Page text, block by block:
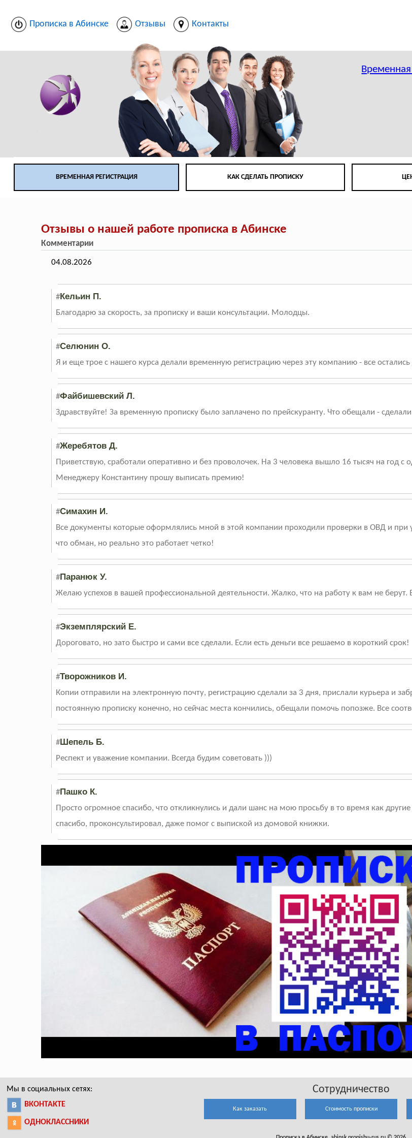
Прописка в Абинске Отзывы Контакты
Временная
ВРЕМЕННАЯ РЕГИСТРАЦИЯ КАК СДЕЛАТЬ ПРОПИСКУ
Отзывы о нашей работе прописка в Абинске
Комментарии
04.08.2026
#Кельин П.
Благодарю за скорость, за прописку и ваши консультации. Молодцы.
#Селюнин О.
Я и еще трое с нашего курса делали временную регистрацию через эту компанию - все
#Файбишевский Л.
Здравствуйте! За временную прописку было заплачено по прейскуранту. Что обещали -
#Жеребятов Д.
Приветствую, сработали оперативно и без проволочек. На 3 человека вышло 16 тысяч на год
Менеджеру Константину прошу выписать премию!
#Симахин И.
Все документы которые оформлялись мной в этой компании проходили проверки в ОВД и при
что обман, но реально это работает четко!
#Паранюк У.
Желаю успехов в вашей профессиональной деятельности. Жалко, что на работу к вам не
#Экземплярский Е.
Дороговато, но зато быстро и сами все сделали. Если есть деньги все решаемо в короткий срок!
#Творожников И.
Копии отправили на электронную почту, регистрацию сделали за 3 дня, прислали курьера и
постоянную прописку конечно, но сейчас места кончились, обещали помочь попозже. Все
#Шепель Б.
Респект и уважение компании. Всегда будим советовать )))
#Пашко К.
Просто огромное спасибо, что откликнулись и дали шанс на мою просьбу в то время как
спасибо, проконсультировал, даже помог с выпиской из домовой книжки.
Мы в социальных сетях:
ВКОНТАКТЕ
ОДНОКЛАССНИКИ
Сотрудничество
Как заказать Стоимость прописки